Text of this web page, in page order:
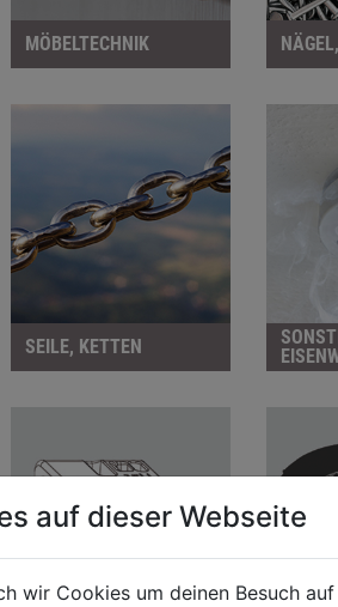
MÖBELTECHNIK
SEILE, KETTEN
auf dieser Webseite
wir Cookies um deinen Besuch